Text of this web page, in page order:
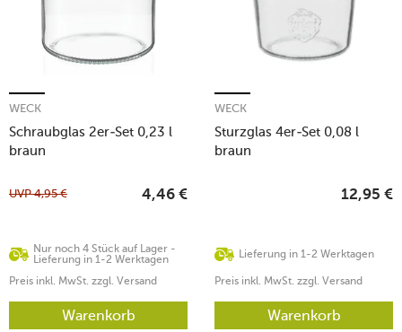
Schraubglas 2er-Set 0,23 l
braun
WECK
Nur noch 4 Stück auf Lager -
Lieferung in 1-2 Werktagen
UVP4,95 € 4,46 €
Preis inkl. MwSt. zzgl. Versand
Warenkorb
Sturzglas 4er-Set 0,08 l
braun
WECK
Lieferung in 1-2 Werktagen
12,95 €
Preis inkl. MwSt. zzgl. Versand
Warenkorb